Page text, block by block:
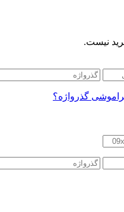
نیست.
گذرواژه؟